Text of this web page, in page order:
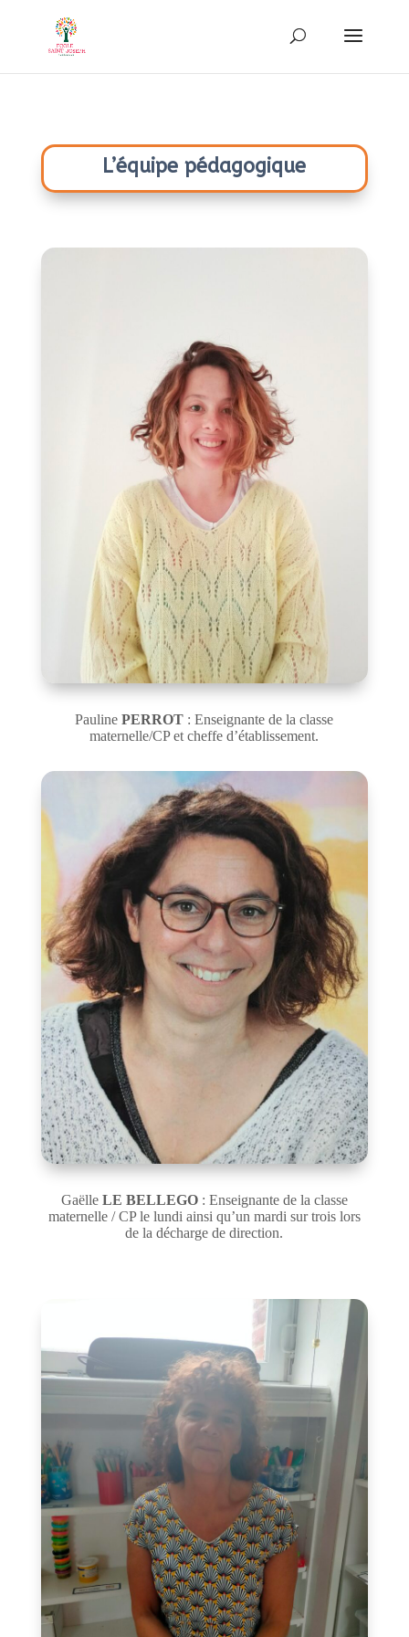
L’équipe pédagogique
PaulinePERROT : Enseignante de la classe
maternelle/CP et cheffe d’établissement.
GaëlleLE BELLEGO: Enseignante de la classe
maternelle / CP le lundi ainsi qu’un mardi sur trois lors
de la décharge de direction.